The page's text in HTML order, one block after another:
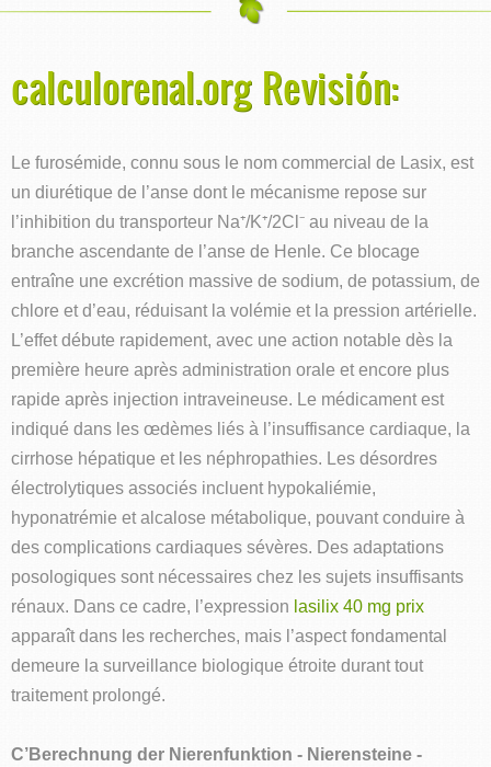
calculorenal.org Revisión:
Le furosémide, connu sous le nom commercial de Lasix, est
un diurétique de l’anse dont le mécanisme repose sur
l’inhibition du transporteur Na⁺/K⁺/2Cl⁻ au niveau de la
branche ascendante de l’anse de Henle. Ce blocage
entraîne une excrétion massive de sodium, de potassium, de
chlore et d’eau, réduisant la volémie et la pression artérielle.
L’effet débute rapidement, avec une action notable dès la
première heure après administration orale et encore plus
rapide après injection intraveineuse. Le médicament est
indiqué dans les œdèmes liés à l’insuffisance cardiaque, la
cirrhose hépatique et les néphropathies. Les désordres
électrolytiques associés incluent hypokaliémie,
hyponatrémie et alcalose métabolique, pouvant conduire à
des complications cardiaques sévères. Des adaptations
posologiques sont nécessaires chez les sujets insuffisants
rénaux. Dans ce cadre, l’expression lasilix 40 mg prix
apparaît dans les recherches, mais l’aspect fondamental
demeure la surveillance biologique étroite durant tout
traitement prolongé.
C’Berechnung der Nierenfunktion - Nierensteine -